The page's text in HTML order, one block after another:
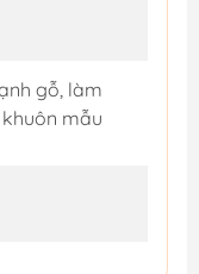
gỗ, làm
mẫu